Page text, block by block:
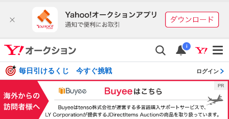
i
毎日引けるくじ 今すぐ挑戦 ログイン